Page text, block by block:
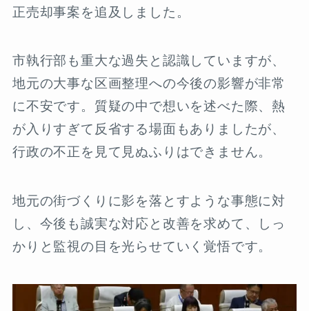
正売却事案を追及しました。
市執行部も重大な過失と認識していますが、
地元の大事な区画整理への今後の影響が非常
に不安です。質疑の中で想いを述べた際、熱
が入りすぎて反省する場面もありましたが、
行政の不正を見て見ぬふりはできません。
地元の街づくりに影を落とすような事態に対
し、今後も誠実な対応と改善を求めて、しっ
かりと監視の目を光らせていく覚悟です。